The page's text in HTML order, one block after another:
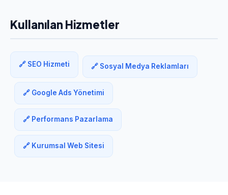
Kullanılan Hizmetler
🔗 SEO Hizmeti 🔗 Sosyal Medya Reklamları
🔗 Google Ads Yönetimi
🔗 Performans Pazarlama
🔗 Kurumsal Web Sitesi